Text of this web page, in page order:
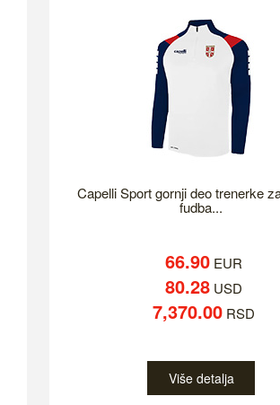
Capelli Sport gornji deo trenerke
fudba...
66.90EUR
80.28USD
7,370.00RSD
Više detalja